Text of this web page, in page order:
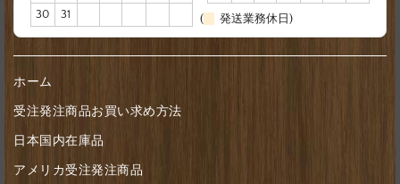
30
31 ( 発送業務休日)
ホーム
受注発注商品お買い求め方法
日本国内在庫品
アメリカ受注発注商品